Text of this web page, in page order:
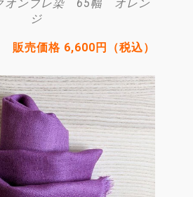
オンブレ染 65幅 オレン
ジ
販売価格 6,600円（税込）